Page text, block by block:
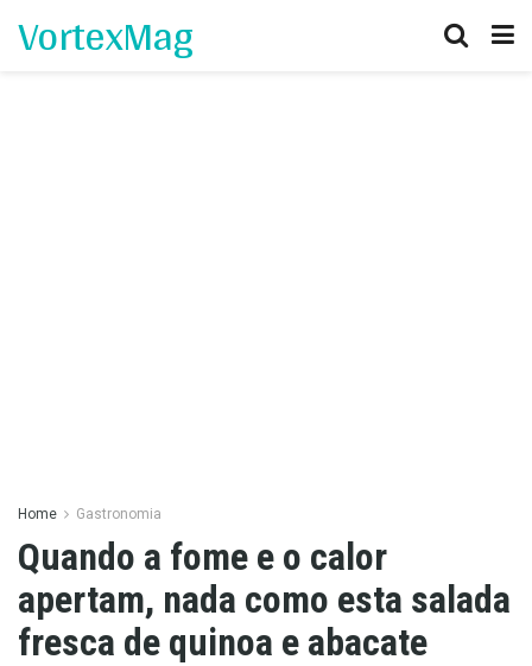
VortexMag
Home Gastronomia
Quando a fome e o calor
apertam, nada como esta salada
fresca de quinoa e abacate